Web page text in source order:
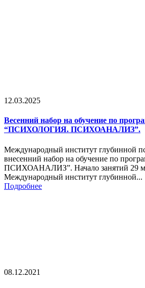
12.03.2025
Весенний набор на обучение по
“ПСИХОЛОГИЯ. ПСИХОАНАЛИЗ”.
Международный институт глубинной
внесенний набор на обучение по
ПСИХОАНАЛИЗ”. Начало занятий 29
Международный институт глубинной...
Подробнее
08.12.2021